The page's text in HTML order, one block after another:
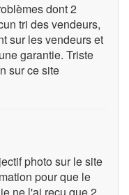
dont 2
tri des vendeurs,
sur les vendeurs et
garantie. Triste
sur ce site
photo sur le site
pour que le